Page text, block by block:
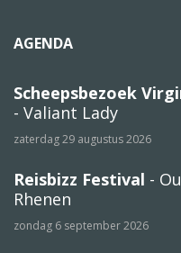
AGENDA
Scheepsbezoek
- Valiant Lady
zaterdag 29 augustus 2026
Reisbizz Festival -
Rhenen
zondag 6 september 2026